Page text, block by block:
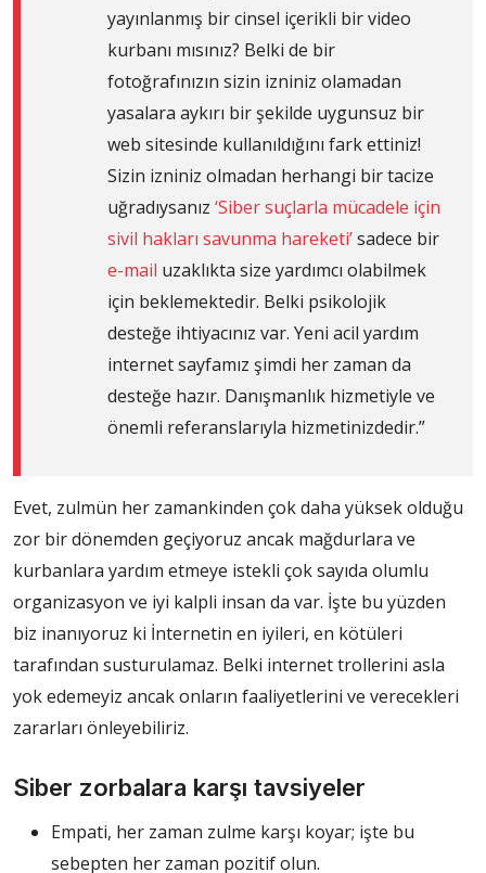
yayınlanmış bir cinsel içerikli bir video
kurbanı mısınız? Belki de bir
fotoğrafınızın sizin izniniz olamadan
yasalara aykırı bir şekilde uygunsuz bir
web sitesinde kullanıldığını fark ettiniz!
Sizin izniniz olmadan herhangi bir tacize
uğradıysanız ‘Siber suçlarla mücadele için
sivil hakları savunma hareketi’sadece bir
e-mail uzaklıkta size yardımcı olabilmek
için beklemektedir. Belki psikolojik
desteğe ihtiyacınız var. Yeni acil yardım
internet sayfamız şimdi her zaman da
desteğe hazır. Danışmanlık hizmetiyle ve
önemli referanslarıyla hizmetinizdedir.”
Evet, zulmün her zamankinden çok daha yüksek olduğu
zor bir dönemden geçiyoruz ancak mağdurlara ve
kurbanlara yardım etmeye istekli çok sayıda olumlu
organizasyon ve iyi kalpli insan da var. İşte bu yüzden
biz inanıyoruz ki İnternetin en iyileri, en kötüleri
tarafından susturulamaz. Belki internet trollerini asla
yok edemeyiz ancak onların faaliyetlerini ve verecekleri
zararları önleyebiliriz.
Siber zorbalara karşı tavsiyeler
Empati, her zaman zulme karşı koyar; işte bu
sebepten her zaman pozitif olun.